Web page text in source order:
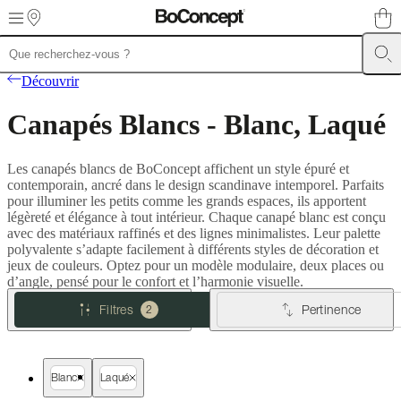
Skip to main content
MeublesCanapés
Rangements
d’extérieurLuminairesTapisAccessoires SALECollectionsCollections
Collections
de
tablesCollections
de
chaises
et
fauteuilsCollections
de
fauteuilsBeds
Collections
Découvrir
Canapés Blancs - Blanc, Laqué
Les canapés blancs de BoConcept affichent un style épuré et
contemporain, ancré dans le design scandinave intemporel. Parfaits
pour illuminer les petits comme les grands espaces, ils apportent
légèreté et élégance à tout intérieur. Chaque canapé blanc est conçu
avec des matériaux raffinés et des lignes minimalistes. Leur palette
polyvalente s’adapte facilement à différents styles de décoration et
jeux de couleurs. Optez pour un modèle modulaire, deux places ou
d’angle, pensé pour le confort et l’harmonie visuelle.
Filtres
2 Pertinence
Blanc Laqué